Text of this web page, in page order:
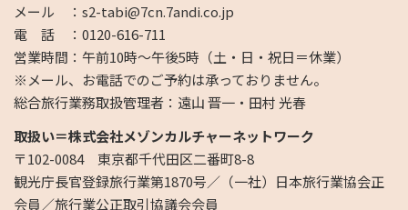
メール ：s2-tabi@7cn.7andi.co.jp
電 話 ：0120-616-711
営業時間：午前10時～午後5時（土・日・祝日＝休業）
※メール、お電話でのご予約は承っておりません。
総合旅行業務取扱管理者：遠山 晋一・田村 光春
取扱い＝株式会社メゾンカルチャーネットワーク
〒102-0084 東京都千代田区二番町8-8
観光庁長官登録旅行業第1870号／（一社）日本旅行業協会正
会員／旅行業公正取引協議会会員